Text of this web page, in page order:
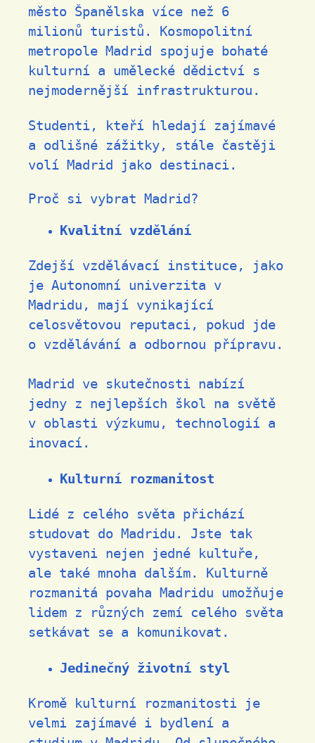
město Španělska více než 6
milionů turistů. Kosmopolitní
metropole Madrid spojuje bohaté
kulturní a umělecké dědictví s
nejmodernější infrastrukturou.
Studenti, kteří hledají zajímavé
a odlišné zážitky, stále častěji
volí Madrid jako destinaci.
Proč si vybrat Madrid?
Kvalitní vzdělání
Zdejší vzdělávací instituce, jako
je Autonomní univerzita v
Madridu, mají vynikající
celosvětovou reputaci, pokud jde
o vzdělávání a odbornou přípravu.
Madrid ve skutečnosti nabízí
jedny z nejlepších škol na světě
v oblasti výzkumu, technologií a
inovací.
Kulturní rozmanitost
Lidé z celého světa přichází
studovat do Madridu. Jste tak
vystaveni nejen jedné kultuře,
ale také mnoha dalším. Kulturně
rozmanitá povaha Madridu umožňuje
lidem z různých zemí celého světa
setkávat se a komunikovat.
Jedinečný životní styl
Kromě kulturní rozmanitosti je
velmi zajímavé i bydlení a